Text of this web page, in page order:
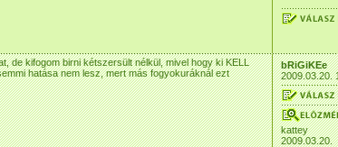
de kifogom birni kétszersült nélkül, mivel hogy ki KELL
hatása nem lesz, mert más fogyokuráknál ezt
bRiGiKEe
2009.03.20.
kattey
2009.03.20.